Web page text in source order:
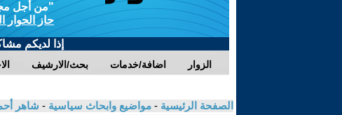
"من أجل
حاز الحوار
إذا لديكم
بحث/الارشيف اضافة/خدمات الزوار
الصفحة الرئيسية - مواضيع وابحاث سياسية - شاهر